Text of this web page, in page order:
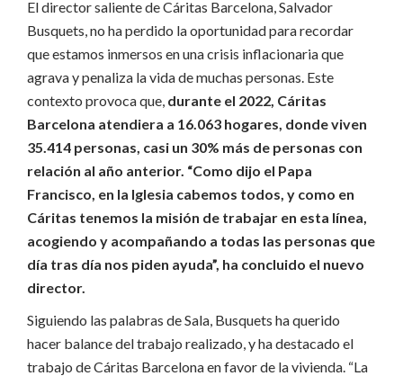
El director saliente de Cáritas Barcelona, Salvador
Busquets, no ha perdido la oportunidad para recordar
que estamos inmersos en una crisis inflacionaria que
agrava y penaliza la vida de muchas personas. Este
contexto provoca que, durante el 2022, Cáritas
Barcelona atendiera a 16.063 hogares, donde viven
35.414 personas, casi un 30% más de personas con
relación al año anterior. “Como dijo el Papa
Francisco, en la Iglesia cabemos todos, y como en
Cáritas tenemos la misión de trabajar en esta línea,
acogiendo y acompañando a todas las personas que
día tras día nos piden ayuda”, ha concluido el nuevo
director.
Siguiendo las palabras de Sala, Busquets ha querido
hacer balance del trabajo realizado, y ha destacado el
trabajo de Cáritas Barcelona en favor de la vivienda. “La